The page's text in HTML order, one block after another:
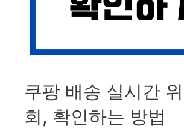
쿠팡 배송 실시간
회, 확인하는 방법